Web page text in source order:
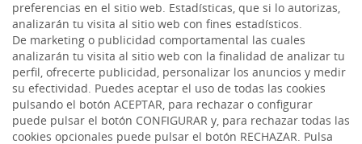
preferencias en el sitio web. Estadísticas, que si lo autorizas,
analizarán tu visita al sitio web con fines estadísticos.
De marketing o publicidad comportamental las cuales
analizarán tu visita al sitio web con la finalidad de analizar tu
perfil, ofrecerte publicidad, personalizar los anuncios y medir
su efectividad. Puedes aceptar el uso de todas las cookies
pulsando el botón ACEPTAR, para rechazar o configurar
puede pulsar el botón CONFIGURAR y, para rechazar todas las
cookies opcionales puede pulsar el botón RECHAZAR. Pulsa
HACER AQUÍ,
CRECER AQUÍ.